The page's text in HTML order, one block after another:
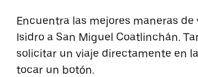
Encuentra las mejores maneras de
Isidro a San Miguel Coatlinchán.
solicitar un viaje directamente en
tocar un botón.